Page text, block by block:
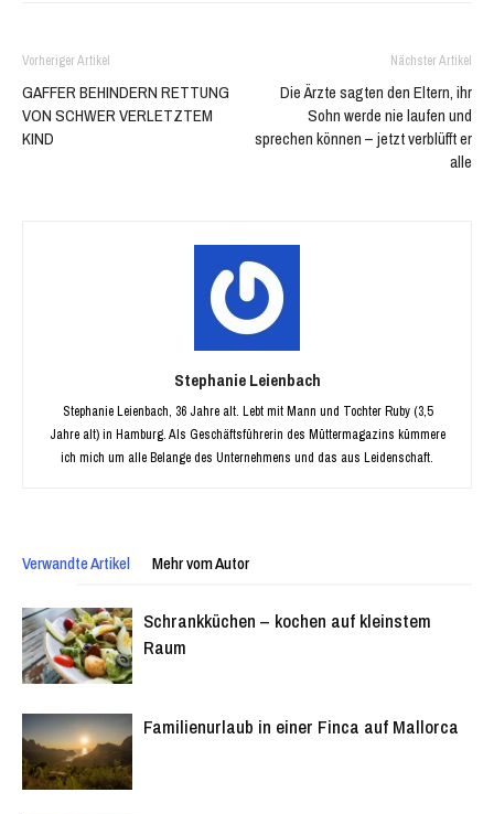
Vorheriger Artikel
GAFFER BEHINDERN RETTUNG
VON SCHWER VERLETZTEM
KIND
Nächster Artikel
Die Ärzte sagten den Eltern, ihr
Sohn werde nie laufen und
sprechen können – jetzt verblüfft er
alle
Stephanie Leienbach
Stephanie Leienbach, 36 Jahre alt. Lebt mit Mann und Tochter Ruby (3,5
Jahre alt) in Hamburg. Als Geschäftsführerin des Müttermagazins kümmere
ich mich um alle Belange des Unternehmens und das aus Leidenschaft.
Verwandte Artikel Mehr vom Autor
Schrankküchen – kochen auf kleinstem
Raum
Familienurlaub in einer Finca auf Mallorca